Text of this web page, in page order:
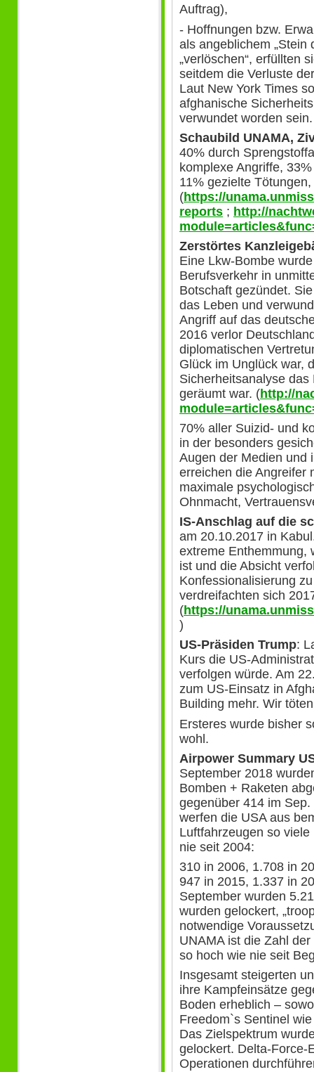
Auftrag),
- Hoffnungen bzw.
als angeblichem „Stein
„verlöschen“, erfüllten
seitdem die Verluste
Laut New York Times
afghanische
verwundet worden sein.
Schaubild UNAMA,
40% durch
komplexe Angriffe,
11% gezielte
(https://
reports ; http://
Zerstörtes
Eine Lkw-Bombe
Berufsverkehr in
Botschaft gezündet.
das Leben und
Angriff auf das
2016 verlor
diplomatischen
Glück im Unglück war,
Sicherheitsanalyse
geräumt war. (http://
70% aller Suizid- und
in der besonders
Augen der Medien und
erreichen die Angreifer
maximale
Ohnmacht,
IS-Anschlag auf die
am 20.10.2017 in
extreme Enthemmung,
ist und die Absicht
Konfessionalisierung
verdreifachten sich
(https://
)
US-Präsiden Trump:
Kurs die US-
verfolgen würde. Am
zum US-Einsatz in
Building mehr. Wir
Ersteres wurde bisher
wohl.
Airpower Summary
September 2018
Bomben + Raketen
gegenüber 414 im
werfen die USA aus
Luftfahrzeugen so
nie seit 2004:
310 in 2006, 1.708 in
947 in 2015, 1.337 in
September wurden
wurden gelockert,
notwendige
UNAMA ist die Zahl
so hoch wie nie seit
Insgesamt steigerten
ihre Kampfeinsätze
Boden erheblich –
Freedom`s Sentinel
Das Zielspektrum
gelockert. Delta-Force-
Operationen